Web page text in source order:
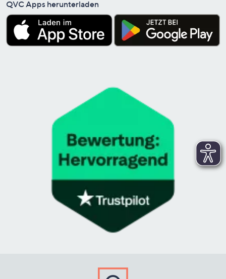
QVC Apps herunterladen